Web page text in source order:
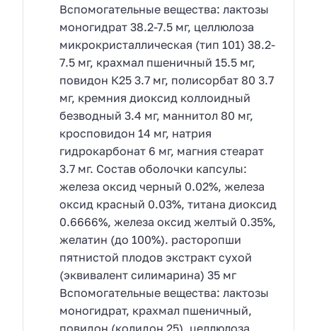
Вспомогательные вещества: лактозы
моногидрат 38.2-7.5 мг, целлюлоза
микрокристаллическая (тип 101) 38.2-
7.5 мг, крахмал пшеничный 15.5 мг,
повидон К25 3.7 мг, полисорбат 80 3.7
мг, кремния диоксид коллоидный
безводный 3.4 мг, маннитол 80 мг,
кросповидон 14 мг, натрия
гидрокарбонат 6 мг, магния стеарат
3.7 мг. Состав оболочки капсулы:
железа оксид черный 0.02%, железа
оксид красный 0.03%, титана диоксид
0.6666%, железа оксид желтый 0.35%,
желатин (до 100%). расторопши
пятнистой плодов экстракт сухой
(эквивалент силимарина) 35 мг
Вспомогательные вещества: лактозы
моногидрат, крахмал пшеничный,